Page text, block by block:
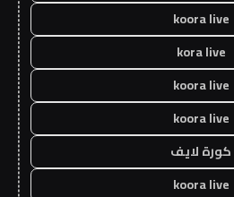
koora live
kora live
koora live
koora live
كورة لايف
koora live